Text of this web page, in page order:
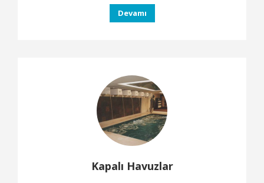
Devamı
Kapalı Havuzlar